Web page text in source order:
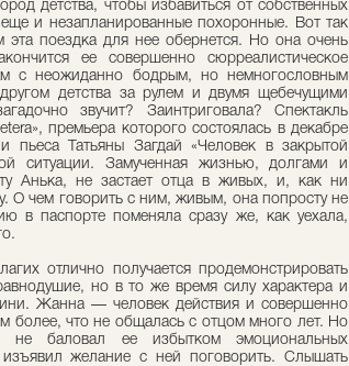
детства, чтобы избавиться от собственных
и незапланированные похоронные. Вот так
эта поездка для нее обернется. Но она очень
ее совершенно сюрреалистическое
с неожиданно бодрым, но немногословным
детства за рулем и двумя щебечущими
звучит? Заинтриговала? Спектакль
премьера которого состоялась в декабре
пьеса Татьяны Загдай «Человек в закрытой
ситуации. Замученная жизнью, долгами и
Анька, не застает отца в живых, и, как ни
О чем говорить с ним, живым, она попросту не
в паспорте поменяла сразу же, как уехала,
отлично получается продемонстрировать
но в то же время силу характера и
Жанна — человек действия и совершенно
более, что не общалась с отцом много лет. Но
баловал ее избытком эмоциональных
желание с ней поговорить. Слышать